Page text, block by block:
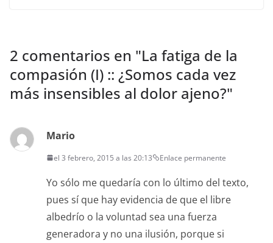
2 comentarios en "La fatiga de la
compasión (I) :: ¿Somos cada vez
más insensibles al dolor ajeno?"
Mario
el 3 febrero, 2015 a las 20:13 Enlace permanente
Yo sólo me quedaría con lo último del texto,
pues sí que hay evidencia de que el libre
albedrío o la voluntad sea una fuerza
generadora y no una ilusión, porque si